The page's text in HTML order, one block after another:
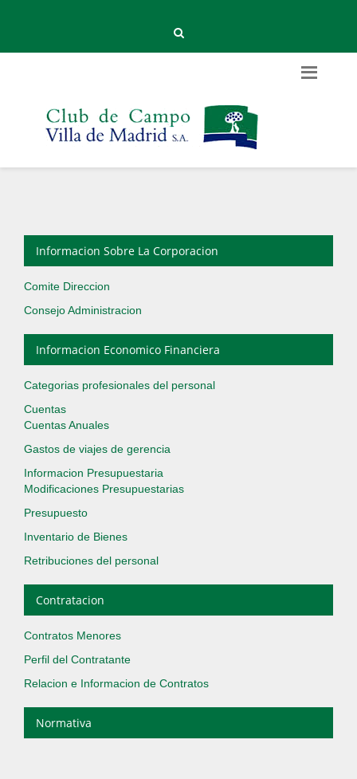
Informacion Sobre La Corporacion
Comite Direccion
Consejo Administracion
Informacion Economico Financiera
Categorias profesionales del personal
Cuentas
Cuentas Anuales
Gastos de viajes de gerencia
Informacion Presupuestaria
Modificaciones Presupuestarias
Presupuesto
Inventario de Bienes
Retribuciones del personal
Contratacion
Contratos Menores
Perfil del Contratante
Relacion e Informacion de Contratos
Normativa